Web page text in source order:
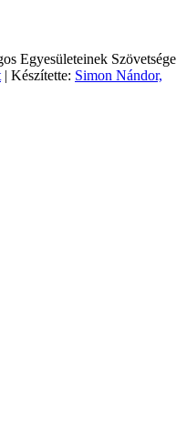
Egyesületeinek Szövetsége
| Készítette: Simon Nándor,